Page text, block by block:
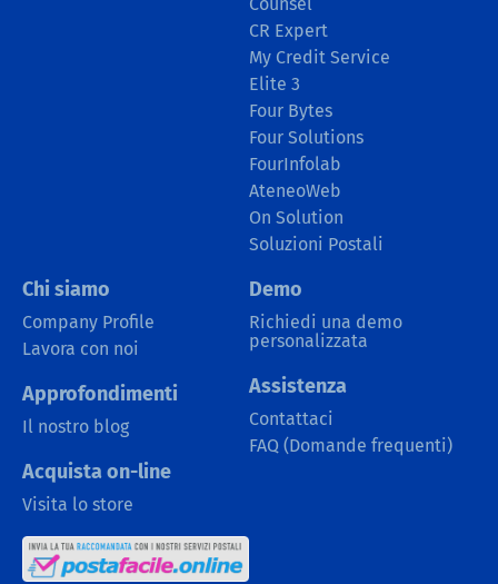
CR Expert
My Credit Service
Elite 3
Four Bytes
Four Solutions
FourInfolab
AteneoWeb
On Solution
Soluzioni Postali
Chi siamo
Company Profile
Lavora con noi
Approfondimenti
Il nostro blog
Acquista on-line
Visita lo store
Demo
Richiedi una demo
personalizzata
Assistenza
Contattaci
FAQ (Domande frequenti)